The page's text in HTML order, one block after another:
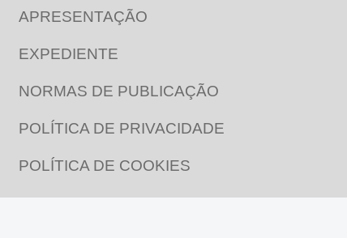
APRESENTAÇÃO
EXPEDIENTE
NORMAS DE PUBLICAÇÃO
POLÍTICA DE PRIVACIDADE
POLÍTICA DE COOKIES
CONTATO